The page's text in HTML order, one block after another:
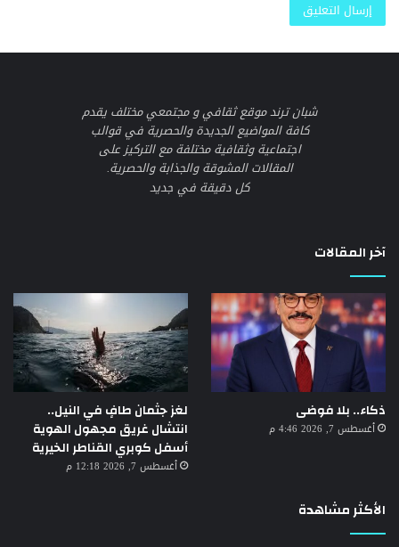
شبان ترند موقع ثقافي و مجتمعي مختلف يقدم
كافة المواضيع الجديدة والحصرية في قوالب
اجتماعية وثقافية مختلفة مع التركيز على
المقالات المشوقة والجذابة والحصرية.
كل دقيقة في جديد
آخر المقالات
ذكاء.. بلا فوضى
أغسطس 7, 2026 4:46 م
لغز جثمان طافٍ في النيل..
انتشال غريق مجهول الهوية
أسفل كوبري القناطر الخيرية
أغسطس 7, 2026 12:18 م
الأكثر مشاهدة